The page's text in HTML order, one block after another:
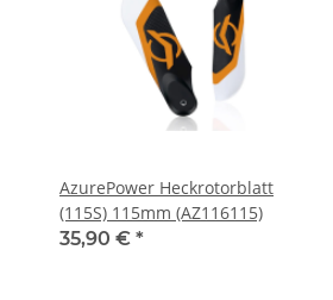
AzurePower Heckrotorblatt
(115S) 115mm (AZ116115)
35,90 € *